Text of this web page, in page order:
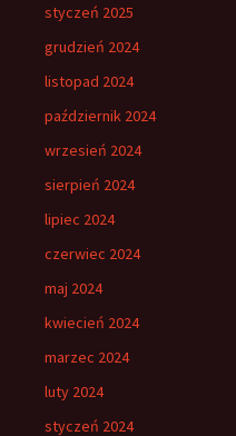
styczeń 2025
grudzień 2024
listopad 2024
październik 2024
wrzesień 2024
sierpień 2024
lipiec 2024
czerwiec 2024
maj 2024
kwiecień 2024
marzec 2024
luty 2024
styczeń 2024